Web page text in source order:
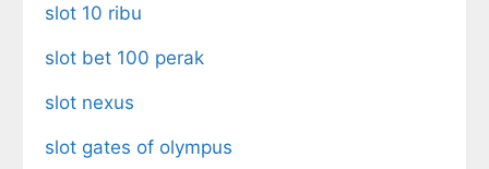
slot 10 ribu
slot bet 100 perak
slot nexus
slot gates of olympus